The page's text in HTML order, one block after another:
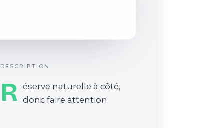
DESCRIPTION
R éserve naturelle à côté,
donc faire attention.